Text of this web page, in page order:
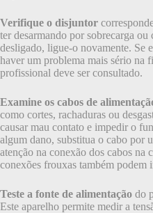
Verifique o disjuntor
ter desarmando por sobrecarga
desligado, ligue-o novamente. Se
haver um problema mais sério na
profissional deve ser consultado.
Examine os cabos de
como cortes, rachaduras ou
causar mau contato e impedir o
algum dano, substitua o cabo por
atenção na conexão dos cabos na
conexões frouxas também
Teste a fonte de alimentação do
Este aparelho permite medir a